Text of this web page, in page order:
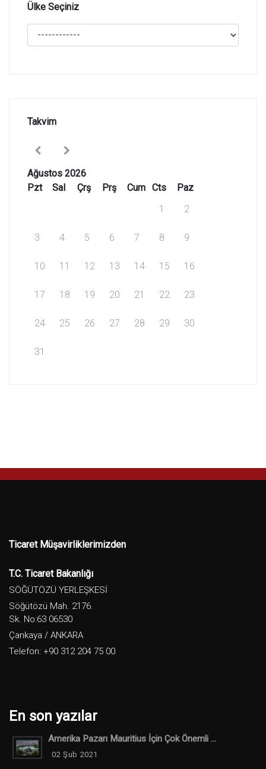
Ülke Seçiniz
Takvim
Ağustos 2026
Pzt
Sal Çrş Prş Cum Cts
Paz
1
2
3 4 5 6 7 8 9
10 11 12 13 14 15 16
17 18 19 20 21 22 23
24 25 26 27 28 29 30
31
Ticaret Müşavirliklerimizden
T.C. Ticaret Bakanlığı
SÖĞÜTÖZÜ YERLEŞKESİ
Söğütözü Mah. 2176.
Sk. No:63 06530
Çankaya / ANKARA
Telefon: +90 312 204 75 00
En son yazılar
Amerika Pazarı Mauritius İçin Çok Önemli ...
02 Şub 2021